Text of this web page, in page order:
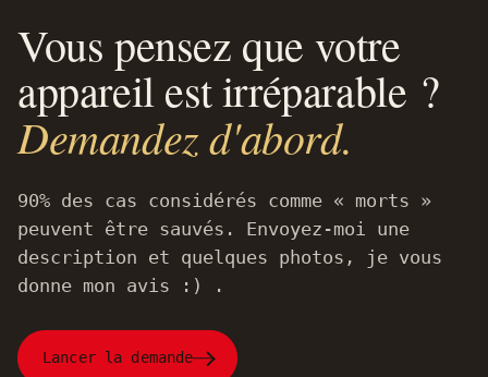
Vous pensez que votre
appareil est irréparable ?
Demandez d'abord.
90% des cas considérés comme « morts »
peuvent être sauvés. Envoyez-moi une
description et quelques photos, je vous
donne mon avis :) .
Lancer la demande